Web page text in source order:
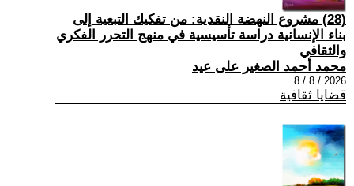
(28) مشروع النهضة النقدية: من تفكيك التبعية إلى
بناء الإنسانية دراسة تأسيسية في منهج التحرر الفكري
والثقافي
محمد أحمد الصغير على عيد
2026 / 8 / 8
قضايا ثقافية